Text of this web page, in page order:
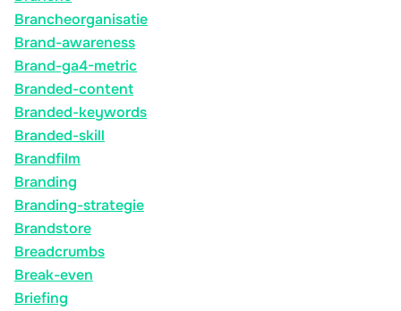
Brancheorganisatie
Brand-awareness
Brand-ga4-metric
Branded-content
Branded-keywords
Branded-skill
Brandfilm
Branding
Branding-strategie
Brandstore
Breadcrumbs
Break-even
Briefing